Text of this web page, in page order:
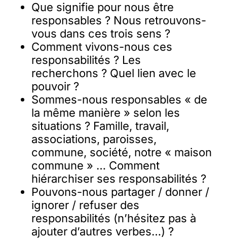
Que signifie pour nous être
responsables ? Nous retrouvons-
vous dans ces trois sens ?
Comment vivons-nous ces
responsabilités ? Les
recherchons ? Quel lien avec le
pouvoir ?
Sommes-nous responsables « de
la même manière » selon les
situations ? Famille, travail,
associations, paroisses,
commune, société, notre « maison
commune » … Comment
hiérarchiser ses responsabilités ?
Pouvons-nous partager / donner /
ignorer / refuser des
responsabilités (n’hésitez pas à
ajouter d’autres verbes…) ?